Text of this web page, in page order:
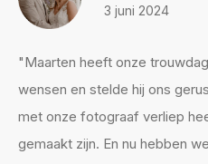
3 juni 2024
"Maarten heeft onze
wensen en stelde hij ons
met onze fotograaf verliep
gemaakt zijn. En nu hebben